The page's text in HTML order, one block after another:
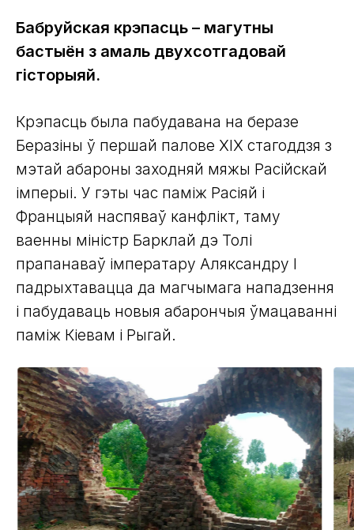
Бабруйская крэпасць – магутны
бастыён з амаль двухсотгадовай
гісторыяй.
Крэпасць была пабудавана на беразе
Беразіны ў першай палове XIX стагоддзя з
мэтай абароны заходняй мяжы Расійскай
імперыі. У гэты час паміж Расіяй і
Францыяй наспяваў канфлікт, таму
ваенны міністр Барклай дэ Толі
прапанаваў імператару Аляксандру I
падрыхтавацца да магчымага нападзення
і пабудаваць новыя абарончыя ўмацаванні
паміж Кіевам і Рыгай.